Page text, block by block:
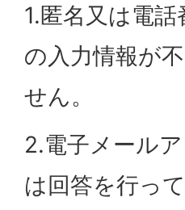
1.匿名又は電
の入力情報が
せん。
2.電子メール
は回答を行っ